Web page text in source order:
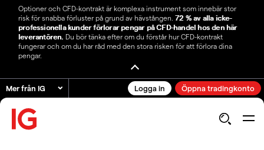
Optioner och CFD-kontrakt är komplexa instrument som innebär stor
risk för snabba förluster på grund av hävstången. 72 % av alla icke-
professionella kunder förlorar pengar på CFD-handel hos den här
leverantören. Du bör tänka efter om du förstår hur CFD-kontrakt
fungerar och om du har råd med den stora risken för att förlora dina
pengar.
Mer från IG Logga in Öppna tradingkonto